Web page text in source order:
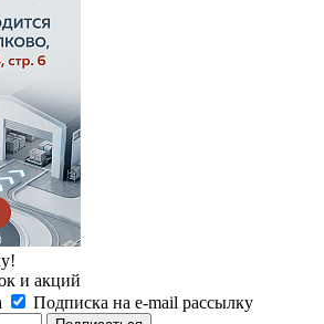
и акций
Подписка на e-mail рассылку